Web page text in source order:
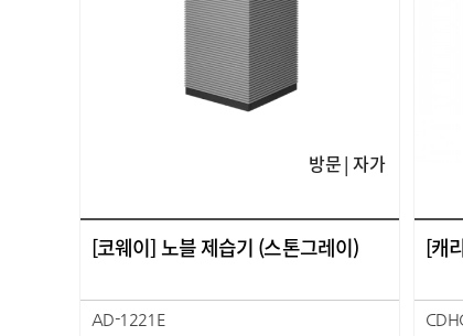
방문 | 자가
[코웨이] 노블 제습기 (스톤그레이)
AD-1221E
[캐